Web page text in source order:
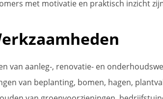
met motivatie en praktisch inzicht
van aanleg-, renovatie- en
van beplanting, bomen, hagen,